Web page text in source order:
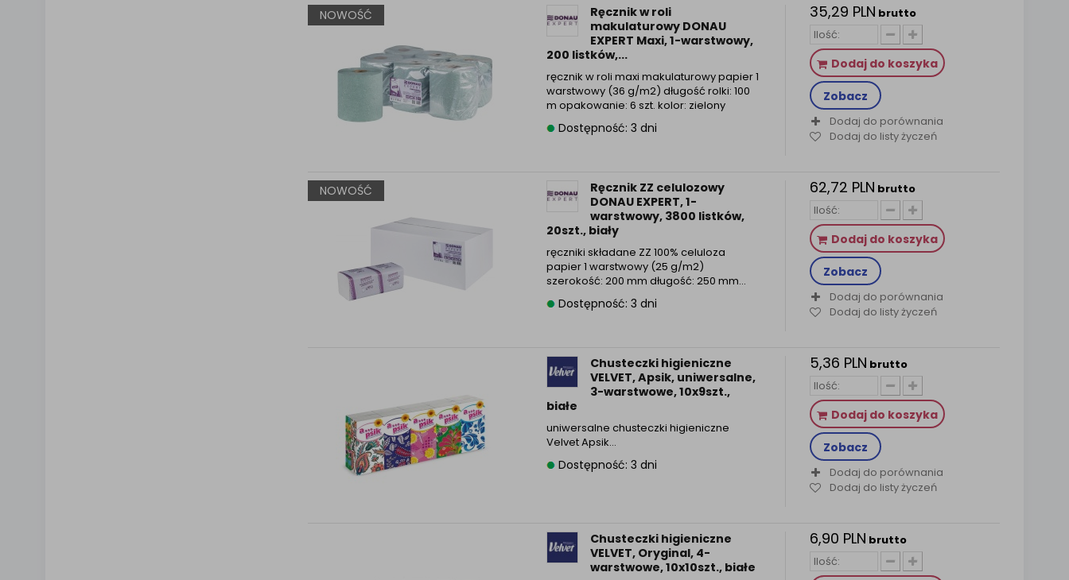
NOWOŚĆ
Ręcznik w roli
makulaturowy DONAU
EXPERT Maxi, 1-warstwowy,
200 listków,...
ręcznik w roli maxi makulaturowy papier 1
warstwowy (36 g/m2) długość rolki: 100
m opakowanie: 6 szt. kolor: zielony
Dostępność: 3 dni
35,29 PLN brutto
Dodaj do koszyka
Zobacz
Dodaj do porównania
Dodaj do listy życzeń
NOWOŚĆ
Ręcznik ZZ celulozowy
DONAU EXPERT, 1-
warstwowy, 3800 listków,
20szt., biały
ręczniki składane ZZ 100% celuloza
papier 1 warstwowy (25 g/m2)
szerokość: 200 mm długość: 250 mm...
Dostępność: 3 dni
62,72 PLN brutto
Dodaj do koszyka
Zobacz
Dodaj do porównania
Dodaj do listy życzeń
Chusteczki higieniczne
VELVET, Apsik, uniwersalne,
3-warstwowe, 10x9szt.,
białe
uniwersalne chusteczki higieniczne
Velvet Apsik…
Dostępność: 3 dni
5,36 PLN brutto
Dodaj do koszyka
Zobacz
Dodaj do porównania
Dodaj do listy życzeń
Chusteczki higieniczne
VELVET, Oryginal, 4-
warstwowe, 10x10szt., białe
6,90 PLN brutto